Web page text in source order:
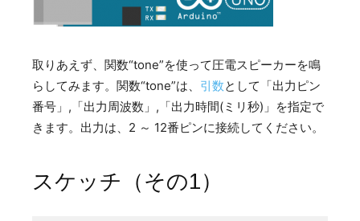
取りあえず、関数“tone”を使って圧電スピーカーを鳴
らしてみます。関数“tone”は、 引数として「出力ピン
番号」,「出力周波数」,「出力時間(ミリ秒)」を指定で
きます。出力は、2 ～ 12番ピンに接続してください。
スケッチ（その1）